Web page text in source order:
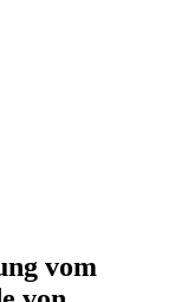
vom